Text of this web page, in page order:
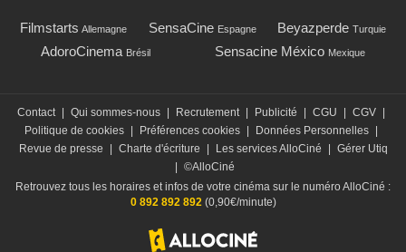
Filmstarts Allemagne SensaCine Espagne Beyazperde Turquie
AdoroCinema Brésil Sensacine México Mexique
Contact | Qui sommes-nous | Recrutement | Publicité | CGU | CGV |
Politique de cookies | Préférences cookies | Données Personnelles |
Revue de presse
| Charte d'écriture | Les services AlloCiné | Gérer Utiq
| ©AlloCiné
Retrouvez tous les horaires et infos de votre cinéma sur le numéro AlloCiné :
0 892 892 892 (0,90€/minute)